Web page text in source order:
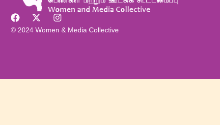
© 2024 Women & Media Collective